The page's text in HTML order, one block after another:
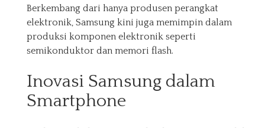
Berkembang dari hanya produsen perangkat
elektronik, Samsung kini juga memimpin dalam
produksi komponen elektronik seperti
semikonduktor dan memori flash.
Inovasi Samsung dalam
Smartphone